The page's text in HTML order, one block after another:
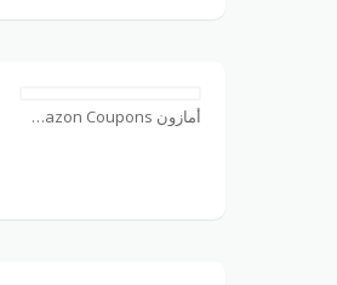
أمازون amazon Coupons